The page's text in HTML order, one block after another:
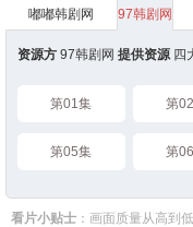
嘟嘟韩剧网 97韩剧网
资源方 97韩剧网 提供资源四
第01集 第
第05集 第
看片小贴士 ：画面质量从高到